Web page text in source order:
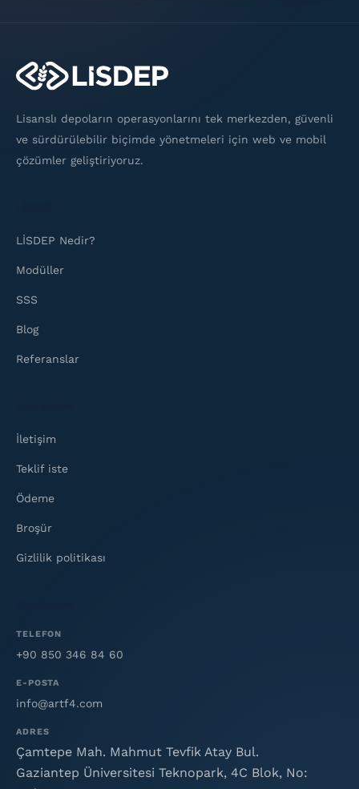
Lisanslı depoların operasyonlarını tek merkezden, güvenli
ve sürdürülebilir biçimde yönetmeleri için web ve mobil
çözümler geliştiriyoruz.
LİSDEP Nedir?
Modüller
SSS
Blog
Referanslar
İletişim
Teklif iste
Ödeme
Broşür
Gizlilik politikası
TELEFON
+90 850 346 84 60
E-POSTA
info@artf4.com
ADRES
Çamtepe Mah. Mahmut Tevfik Atay Bul.
Gaziantep Üniversitesi Teknopark, 4C Blok, No: